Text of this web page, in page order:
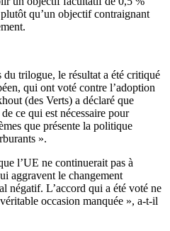
qu’un objectif contraignant
trilogue, le résultat a été critiqué
qui ont voté contre l’adoption
(des Verts) a déclaré que
ce qui est nécessaire pour
que présente la politique
».
l’UE ne continuerait pas à
aggravent le changement
négatif. L’accord qui a été voté ne
occasion manquée », a-t-il